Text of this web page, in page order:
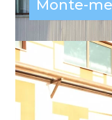
Monte-